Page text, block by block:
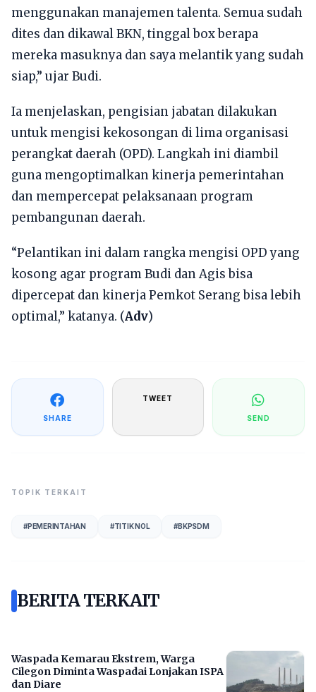
menggunakan manajemen talenta. Semua sudah
dites dan dikawal BKN, tinggal box berapa
mereka masuknya dan saya melantik yang sudah
siap,” ujar Budi.
Ia menjelaskan, pengisian jabatan dilakukan
untuk mengisi kekosongan di lima organisasi
perangkat daerah (OPD). Langkah ini diambil
guna mengoptimalkan kinerja pemerintahan
dan mempercepat pelaksanaan program
pembangunan daerah.
“Pelantikan ini dalam rangka mengisi OPD yang
kosong agar program Budi dan Agis bisa
dipercepat dan kinerja Pemkot Serang bisa lebih
optimal,” katanya. (Adv)
SHARE
TWEET
SEND
TOPIK TERKAIT
#PEMERINTAHAN #TITIK NOL #BKPSDM
BERITA TERKAIT
Waspada Kemarau Ekstrem, Warga
Cilegon Diminta Waspadai Lonjakan ISPA
dan Diare